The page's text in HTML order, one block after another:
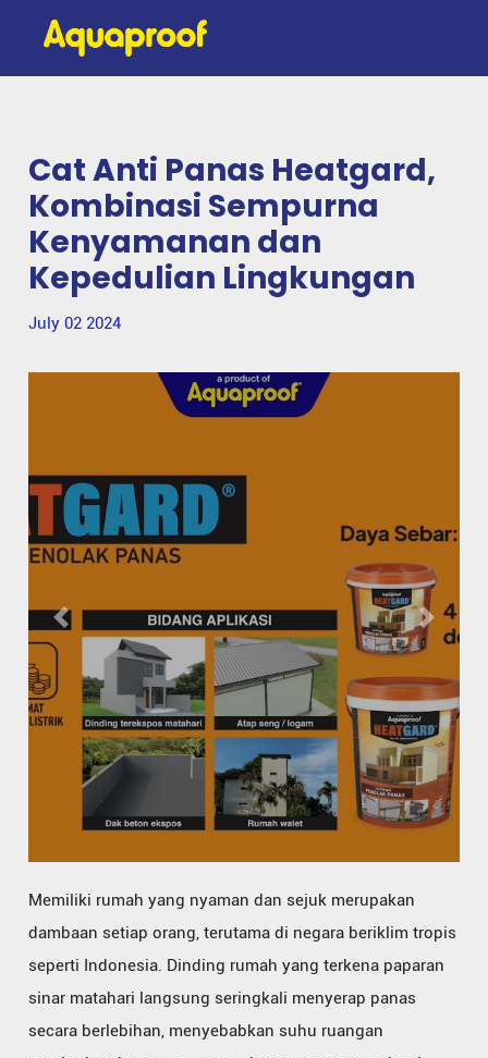
Cat Anti Panas Heatgard,
Kombinasi Sempurna
Kenyamanan dan
Kepedulian Lingkungan
July 02 2024
Previous Next
Memiliki rumah yang nyaman dan sejuk merupakan
dambaan setiap orang, terutama di negara beriklim tropis
seperti Indonesia. Dinding rumah yang terkena paparan
sinar matahari langsung seringkali menyerap panas
secara berlebihan, menyebabkan suhu ruangan